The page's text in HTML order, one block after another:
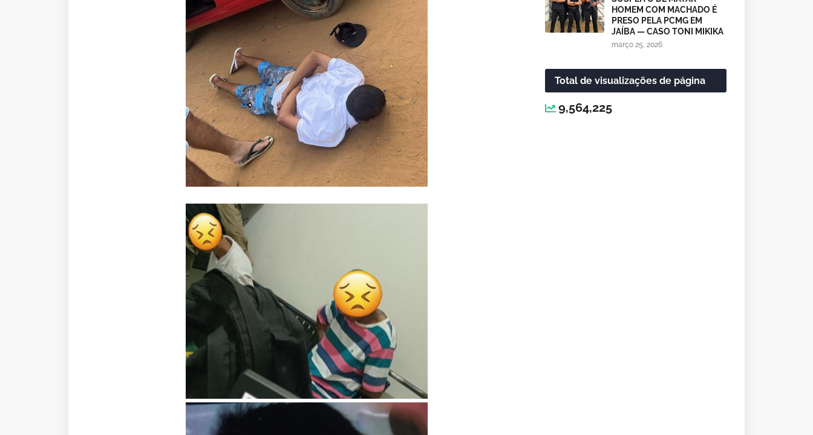
HOMEM COM MACHADO É
PRESO PELA PCMG EM
JAÍBA — CASO TONI MIKIKA
março 25, 2026
Total de visualizações de página
9,564,225